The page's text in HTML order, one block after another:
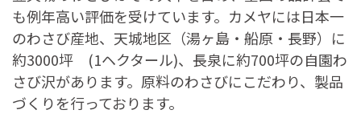
も例年高い評価を受けています。カメヤには日本一
のわさび産地、天城地区（湯ヶ島・船原・長野）に
約3000坪 (1ヘクタール)、長泉に約700坪の自園わ
さび沢があります。原料のわさびにこだわり、製品
づくりを行っております。